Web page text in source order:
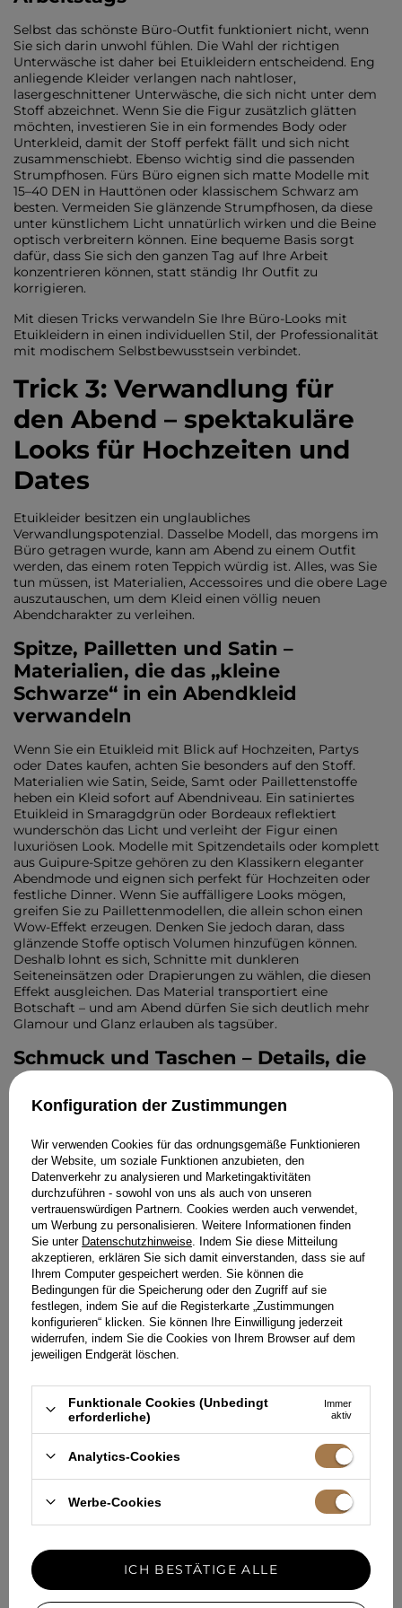
Selbst das schönste Büro-Outfit funktioniert nicht, wenn
Sie sich darin unwohl fühlen. Die Wahl der richtigen
Unterwäsche ist daher bei Etuikleidern entscheidend. Eng
anliegende Kleider verlangen nach nahtloser,
lasergeschnittener Unterwäsche, die sich nicht unter dem
Stoff abzeichnet. Wenn Sie die Figur zusätzlich glätten
möchten, investieren Sie in ein formendes Body oder
Unterkleid, damit der Stoff perfekt fällt und sich nicht
zusammenschiebt. Ebenso wichtig sind die passenden
Strumpfhosen. Fürs Büro eignen sich matte Modelle mit
15–40 DEN in Hauttönen oder klassischem Schwarz am
besten. Vermeiden Sie glänzende Strumpfhosen, da diese
unter künstlichem Licht unnatürlich wirken und die Beine
optisch verbreitern können. Eine bequeme Basis sorgt
dafür, dass Sie sich den ganzen Tag auf Ihre Arbeit
konzentrieren können, statt ständig Ihr Outfit zu
korrigieren.
Mit diesen Tricks verwandeln Sie Ihre Büro-Looks mit
Etuikleidern in einen individuellen Stil, der Professionalität
mit modischem Selbstbewusstsein verbindet.
Trick 3: Verwandlung für
den Abend – spektakuläre
Looks für Hochzeiten und
Dates
Etuikleider besitzen ein unglaubliches
Verwandlungspotenzial. Dasselbe Modell, das morgens im
Büro getragen wurde, kann am Abend zu einem Outfit
werden, das einem roten Teppich würdig ist. Alles, was Sie
tun müssen, ist Materialien, Accessoires und die obere Lage
auszutauschen, um dem Kleid einen völlig neuen
Abendcharakter zu verleihen.
Spitze, Pailletten und Satin –
Materialien, die das „kleine
Schwarze“ in ein Abendkleid
verwandeln
Wenn Sie ein Etuikleid mit Blick auf Hochzeiten, Partys
oder Dates kaufen, achten Sie besonders auf den Stoff.
Materialien wie Satin, Seide, Samt oder Paillettenstoffe
heben ein Kleid sofort auf Abendniveau. Ein satiniertes
Etuikleid in Smaragdgrün oder Bordeaux reflektiert
wunderschön das Licht und verleiht der Figur einen
luxuriösen Look. Modelle mit Spitzendetails oder komplett
aus Guipure-Spitze gehören zu den Klassikern eleganter
Abendmode und eignen sich perfekt für Hochzeiten oder
festliche Dinner. Wenn Sie auffälligere Looks mögen,
greifen Sie zu Paillettenmodellen, die allein schon einen
Wow-Effekt erzeugen. Denken Sie jedoch daran, dass
glänzende Stoffe optisch Volumen hinzufügen können.
Deshalb lohnt es sich, Schnitte mit dunkleren
Seiteneinsätzen oder Drapierungen zu wählen, die diesen
Effekt ausgleichen. Das Material transportiert eine
Botschaft – und am Abend dürfen Sie sich deutlich mehr
Glamour und Glanz erlauben als tagsüber.
Schmuck und Taschen – Details, die
einen Tageslook in fünf Minuten in
ein Abendoutfit verwandeln
Accessoires besitzen enorme Verwandlungskraft und
bestimmen den endgültigen Charakter eines Outfits. Um
einen Tageslook in einen Abendlook zu verwandeln,
tauschen Sie die große Shopper-Tasche gegen eine
elegante Clutch oder eine kleine Tasche mit Kette. 2026
liegen geometrische Taschen mit Perlen- oder
Metallelementen im Trend, die fast wie Schmuckstücke
wirken. Legen Sie dezente Ketten ab und greifen Sie
stattdessen zu auffälligen Chandelier-Ohrringen, einem
massiven Collier oder mehreren breiten Armbändern.
Lange Ohrringe bringen Glanz ins Gesicht und verlängern
optisch den Hals – besonders vorteilhaft bei geschlossenen
Ausschnitten. Denken Sie an das Gleichgewicht: Wenn das
Kleid stark verziert ist, wählen Sie minimalistische
Accessoires. Ist das Kleid schlicht, dürfen die
Welche Jacke oder welches Bolero
passt an kühleren Abenden zum
Etuikleid?
Die Wahl der richtigen Oberbekleidung zu einem Etuikleid
kann schwierig sein, da sie die Proportionen der Figur nicht
stören und die Schönheit des Kleides nicht verdecken
modernere Lösungen ersetzt, wie kurze Boxy-Blazer,
Kunstfell-Stolen oder elegante Capes. Ein locker über die
Schultern gelegtes Cape wirkt besonders stilvoll, hält warm
und schränkt die Bewegungsfreiheit nicht ein. Für weniger
Konfiguration der Zustimmungen
Wir verwenden Cookies für das ordnungsgemäße Funktionieren
der Website, um soziale Funktionen anzubieten, den
Datenverkehr zu analysieren und Marketingaktivitäten
durchzuführen - sowohl von uns als auch von unseren
vertrauenswürdigen Partnern. Cookies werden auch verwendet,
um Werbung zu personalisieren. Weitere Informationen finden
Sie unter Datenschutzhinweise . Indem Sie diese Mitteilung
akzeptieren, erklären Sie sich damit einverstanden, dass sie auf
Ihrem Computer gespeichert werden. Sie können die
Bedingungen für die Speicherung oder den Zugriff auf sie
festlegen, indem Sie auf die Registerkarte „Zustimmungen
konfigurieren“ klicken. Sie können Ihre Einwilligung jederzeit
widerrufen, indem Sie die Cookies von Ihrem Browser auf dem
jeweiligen Endgerät löschen.
Funktionale Cookies (Unbedingt
erforderliche)
Immer
aktiv
Analytics-Cookies
Werbe-Cookies
ICH BESTÄTIGE ALLE